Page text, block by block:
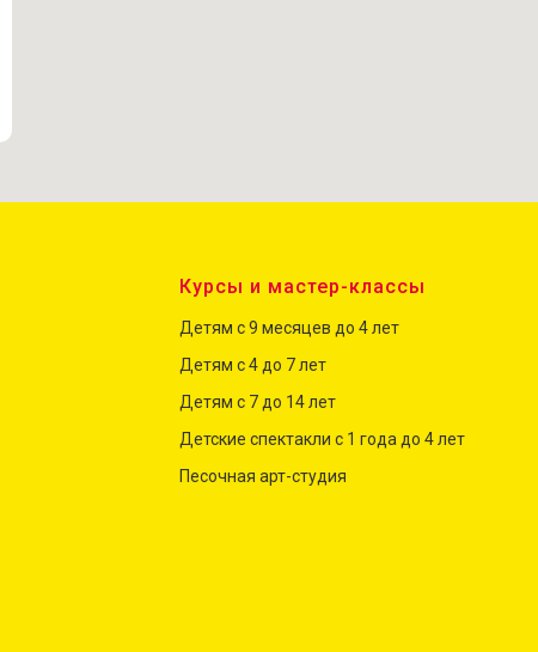
Курсы и мастер-классы
Детям с 9 месяцев до 4 лет
Детям с 4 до 7лет
Детям с 7 до 14 лет
Детские спектакли с 1 года до 4 лет
Песочная арт-студия